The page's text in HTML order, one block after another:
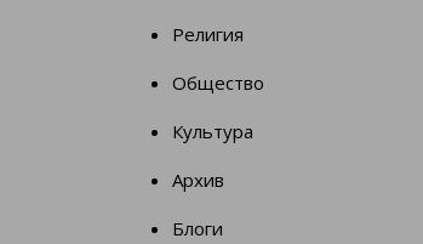
Религия
Общество
Культура
Архив
Блоги